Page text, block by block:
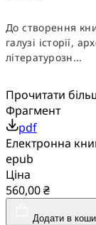
До створення
галузі історії,
літературозн...
Прочитати
Фрагмент
pdf
Електронна
epub
Ціна
560,00 ₴
Додати в